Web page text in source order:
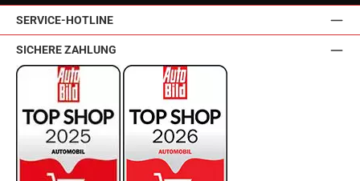
SERVICE-HOTLINE
SICHERE ZAHLUNG